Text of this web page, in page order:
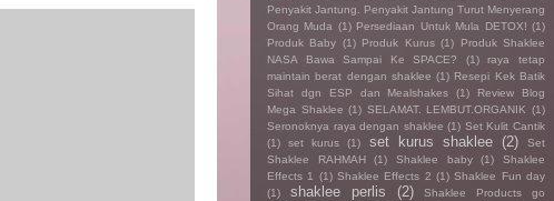
Penyakit Jantung. Penyakit Jantung Turut Menyerang
Orang Muda (1) Persediaan Untuk Mula DETOX! (1)
Produk Baby (1) Produk Kurus (1)
Produk Shaklee
NASA Bawa Sampai Ke SPACE?
(1)
raya tetap
maintain berat dengan shaklee (1) Resepi Kek Batik
Sihat dgn ESP dan Mealshakes
(1)
Review Blog
Mega Shaklee (1) SELAMAT. LEMBUT.ORGANIK (1)
Seronoknya raya dengan shaklee (1) Set Kulit Cantik
(1)
set kurus (1) set kurus shaklee (2)
Set
Shaklee RAHMAH
(1) Shaklee baby (1)
Shaklee
Effects 1
(1) Shaklee Effects 2 (1) Shaklee Fun day
(1)
shaklee perlis (2)
Shaklee Products go